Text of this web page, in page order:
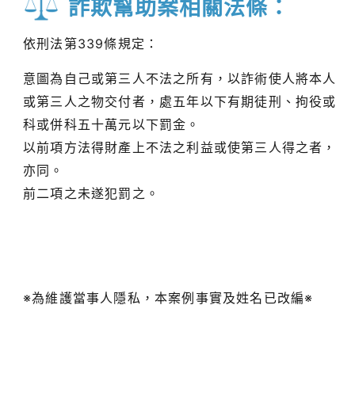
詐欺幫助案相關法條：
依刑法第339條規定：
意圖為自己或第三人不法之所有，以詐術使人將本人
或第三人之物交付者，處五年以下有期徒刑、拘役或
科或併科五十萬元以下罰金。
以前項方法得財產上不法之利益或使第三人得之者，
亦同。
前二項之未遂犯罰之。
※為維護當事人隱私，本案例事實及姓名已改編※